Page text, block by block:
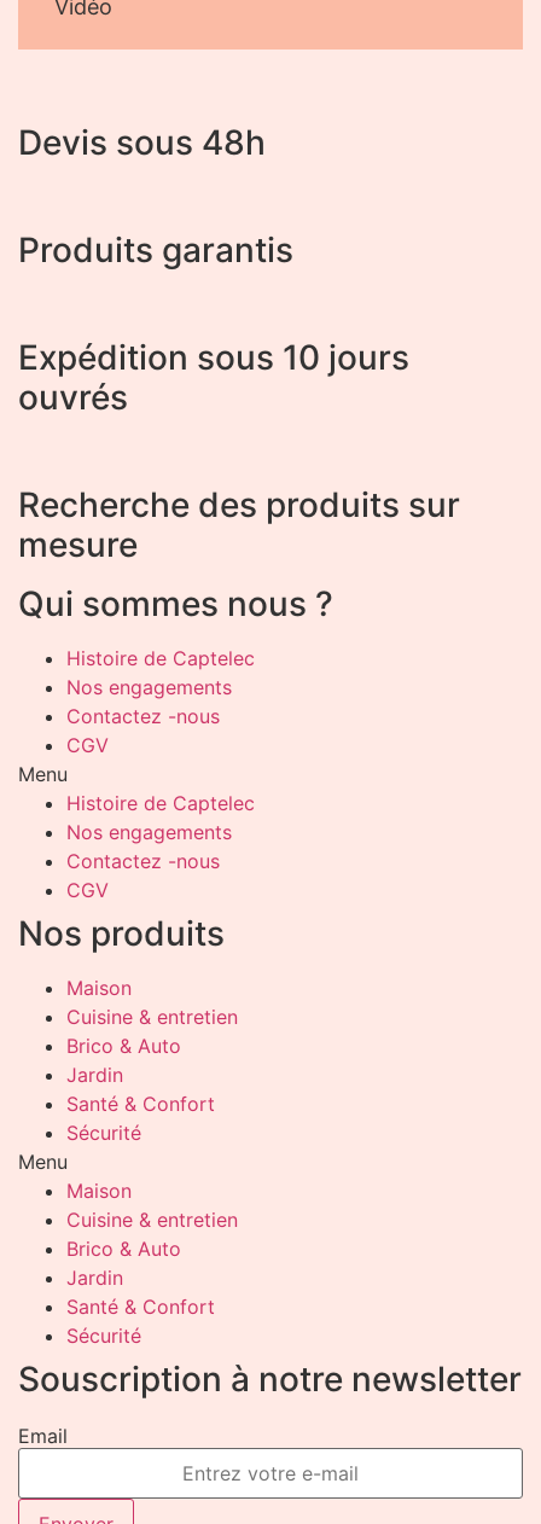
Vidéo
Devis sous 48h
Produits garantis
Expédition sous 10 jours
ouvrés
Recherche des produits sur
mesure
Qui sommes nous ?
Histoire de Captelec
Nos engagements
Contactez -nous
CGV
Menu
Histoire de Captelec
Nos engagements
Contactez -nous
CGV
Nos produits
Maison
Cuisine & entretien
Brico & Auto
Jardin
Santé & Confort
Sécurité
Menu
Maison
Cuisine & entretien
Brico & Auto
Jardin
Santé & Confort
Sécurité
Souscription à notre newsletter
Email